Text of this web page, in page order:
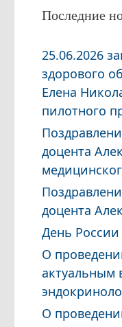
Последние
25.06.2026
здорового
Елена
пилотного
доцента
доцента
День России
О
актуальным
О